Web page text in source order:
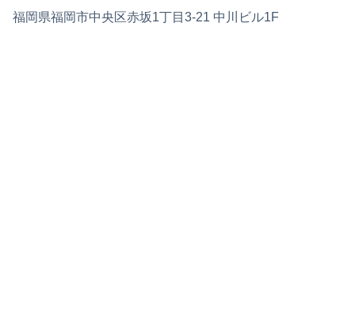
福岡県福岡市中央区赤坂1丁目3-21 中川ビル1F